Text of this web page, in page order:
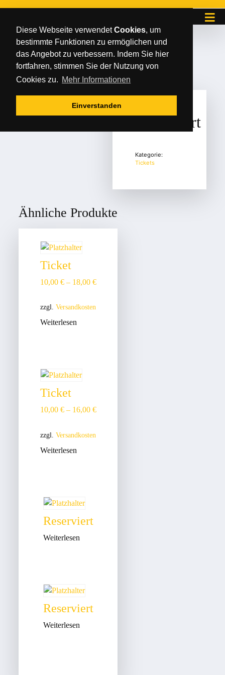
Diese Webseite verwendetCookies, um
bestimmte Funktionen zu ermöglichen und
das Angebot zu verbessern. Indem Sie hier
fortfahren, stimmen Sie der Nutzung von
Cookies zu. Mehr Informationen
Einverstanden
Start/Tickets / Reserviert
Reserviert
Kategorie:
Tickets
Ähnliche Produkte
Ticket
10,00 €– 18,00 €
zzgl. Versandkosten
Weiterlesen
Ticket
10,00 €– 16,00 €
zzgl. Versandkosten
Weiterlesen
Reserviert
Weiterlesen
Reserviert
Weiterlesen